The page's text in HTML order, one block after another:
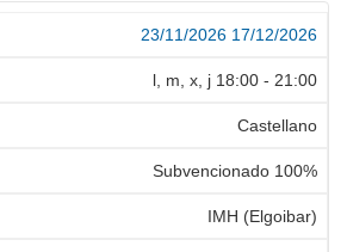
23/11/2026 17/12/2026
l, m, x, j 18:00 - 21:00
Castellano
Subvencionado 100%
IMH (Elgoibar)